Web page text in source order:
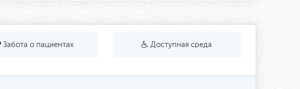
Забота о пациентах Доступная среда